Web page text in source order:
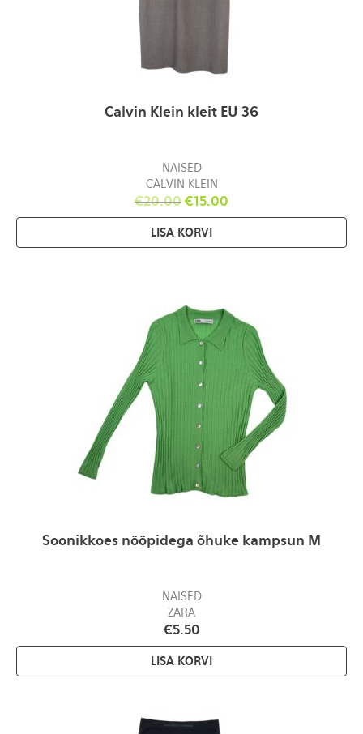
Calvin Klein kleit EU 36
NAISED
CALVIN KLEIN
€20.00 €15.00
LISA KORVI
Soonikkoes nööpidega õhuke kampsun M
NAISED
ZARA
€5.50
LISA KORVI